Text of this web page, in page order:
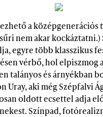
a középgenerációs
nem akar
egyre több klasszikus
vérbő, hol
talányos és árnyékban
Uray, aki még Szépfalvi
oldott ecsettel adja
Színpad,